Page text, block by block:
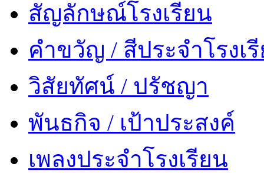
สัญลักษณ์โรงเรียน
คำขวัญ / สีประจำโรงเ
วิสัยทัศน์ / ปรัชญา
พันธกิจ / เป้าประสงค์
เพลงประจำโรงเรียน